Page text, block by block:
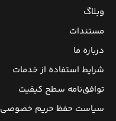
وبلاگ
مستندات
درباره ما
شرایط استفاده از خدمات
توافق‌نامه سطح کیفیت
سیاست حفظ حریم خصوصی